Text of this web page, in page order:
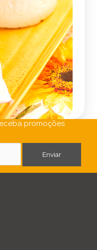
promoções
Enviar